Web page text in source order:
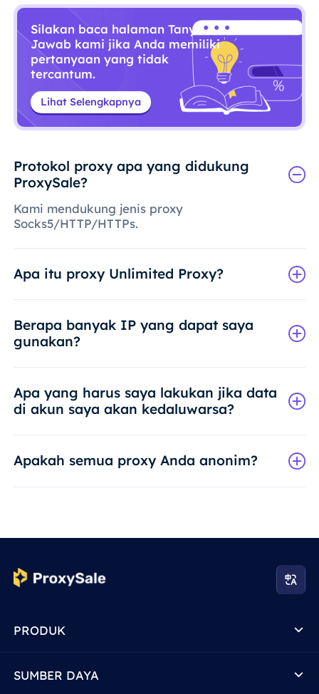
Silakan baca halaman Tanya
Jawab kami jika Anda memiliki
pertanyaan yang tidak
tercantum.
Lihat Selengkapnya
Protokol proxy apa yang didukung
ProxySale?
Kami mendukung jenis proxy
Socks5/HTTP/HTTPs.
Apa itu proxy Unlimited Proxy?
Berapa banyak IP yang dapat saya
gunakan?
Apa yang harus saya lakukan jika data
di akun saya akan kedaluwarsa?
Apakah semua proxy Anda anonim?
PRODUK
SUMBER DAYA